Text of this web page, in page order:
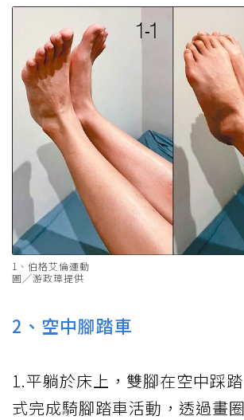
1、伯格艾倫運動
圖╱游政璋提供
2、空中腳踏車
1.平躺於床上，雙腳在空中踩
式完成騎腳踏車活動，透過畫